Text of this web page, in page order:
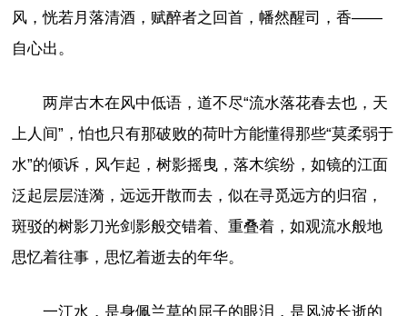
风，恍若月落清酒，赋醉者之回首，幡然醒司，香——
自心出。
两岸古木在风中低语，道不尽“流水落花春去也，天
上人间”，怕也只有那破败的荷叶方能懂得那些“莫柔弱于
水”的倾诉，风乍起，树影摇曳，落木缤纷，如镜的江面
泛起层层涟漪，远远开散而去，似在寻觅远方的归宿，
斑驳的树影刀光剑影般交错着、重叠着，如观流水般地
思忆着往事，思忆着逝去的年华。
一江水，是身佩兰草的屈子的眼泪，是风波长逝的